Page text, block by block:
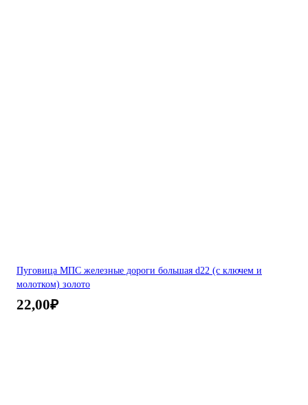
Пуговица МПС железные дороги большая d22 (с ключем и
молотком) золото
22,00₽